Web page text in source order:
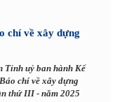
chí về xây dựng
Tỉnh uỷ ban hành Kế
chí về xây dựng
thứ III - năm 2025